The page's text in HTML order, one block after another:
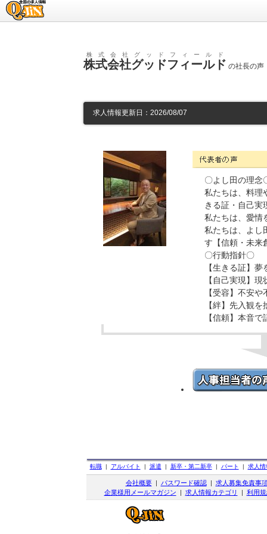
株式会社グッドフィールド
株式会社グッドフィールド
の社長の声
求人情報のQ-JiN
求人情報更新日：2026/08/07
〇よし田の理念
私たちは、料理
きる証・自己実
私たちは、愛情
私たちは、よし
す【信頼・未来
〇行動指針〇
【生きる証】
【自己実現】
【受容】不安
【絆】先入観
【信頼】本音
転職| アルバイト | 派遣 | 新卒・第二新卒| パート | 求人情
会社概要| パスワード確認| 求人募集免責事
企業様用メールマガジン | 求人情報カテゴリ | 利用